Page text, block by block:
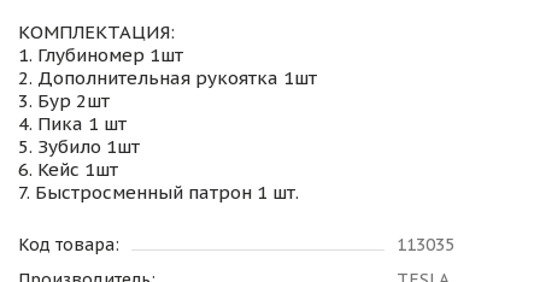
КОМПЛЕКТАЦИЯ:
1. Глубиномер 1шт
2. Дополнительная рукоятка 1шт
3. Бур 2шт
4. Пика 1 шт
5. Зубило 1шт
6. Кейс 1шт
7. Быстросменный патрон 1 шт.
Код товара:
113035